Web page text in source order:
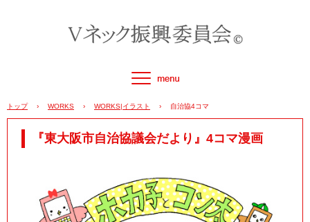
トップ › WORKS › WORKS|イラスト › 自治協4コマ
『東大阪市自治協議会だより』4コマ漫画